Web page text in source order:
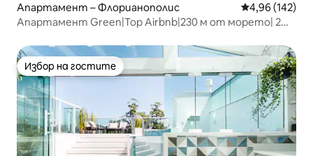
Апартамент – Флорианополис Средна
4,96 (142)
Апартамент Green|Top Airbnb|230 м от морето| 2
Избор на гостите
Избор на гостите